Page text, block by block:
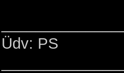
Üdv: PS